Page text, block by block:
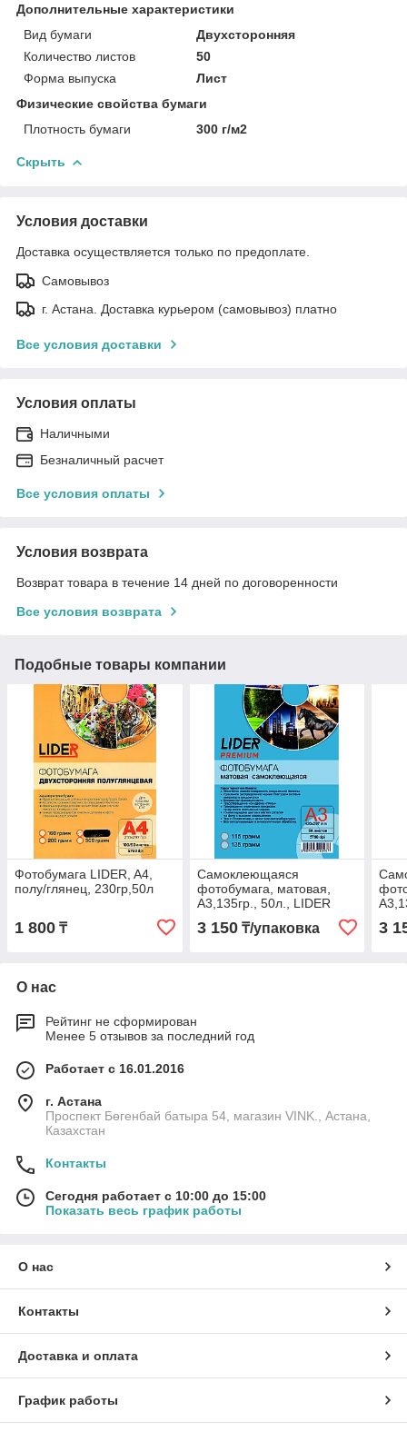
Дополнительные характеристики
Вид бумаги
Двухсторонняя
Количество листов
50
Форма выпуска
Лист
Физические свойства бумаги
Плотность бумаги
300 г/м2
Скрыть
Условия доставки
Доставка осуществляется только по предоплате.
Самовывоз
г. Астана. Доставка курьером (самовывоз) платно
Все условия доставки
Условия оплаты
Наличными
Безналичный расчет
Все условия оплаты
Условия возврата
Возврат товара в течение 14 дней по договоренности
Все условия возврата
Подобные товары компании
Фотобумага LIDER, A4,
полу/глянец, 230гр,50л
1 800 ₸
Самоклеющаяся
фотобумага, матовая,
A3,135гр., 50л., LIDER
3 150₸/упаковка 3
О нас
Рейтинг не сформирован
Менее 5 отзывов за последний год
Работает с 16.01.2016
г. Астана
Проспект Бөгенбай батыра 54, магазин VINK., Астана,
Казахстан
Контакты
Сегодня работает с 10:00 до 15:00
Показать весь график работы
О нас
Контакты
Доставка и оплата
График работы